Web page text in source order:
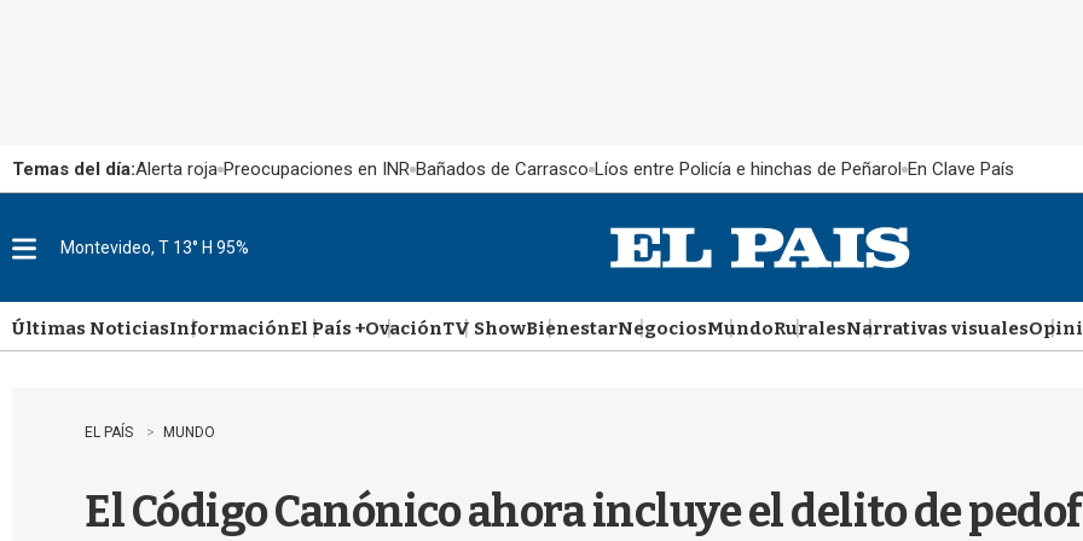
Temas del día:Alerta roja Preocupaciones en INR Bañados de Carrasco Líos entre Policía e hinchas de Peñarol En Clave País
u
Montevideo, T 13° H 95%
Últimas NoticiasInformaciónEl País +OvaciónTV ShowBienestarNegociosMundoRuralesNarrativas visuales
EL PAÍS MUNDO
El Código Canónico ahora incluye el delito de